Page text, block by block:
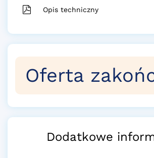
Opis techniczny
Oferta
Dodatkowe